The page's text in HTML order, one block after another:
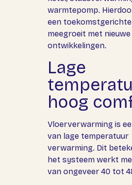
warmtepomp.
een toekomstgerichte
meegroeit met nieuwe
ontwikkelingen.
Lage
hoog
Vloerverwarming is
van lage temperatuur
verwarming. Dit
het systeem werkt
van ongeveer 40 tot